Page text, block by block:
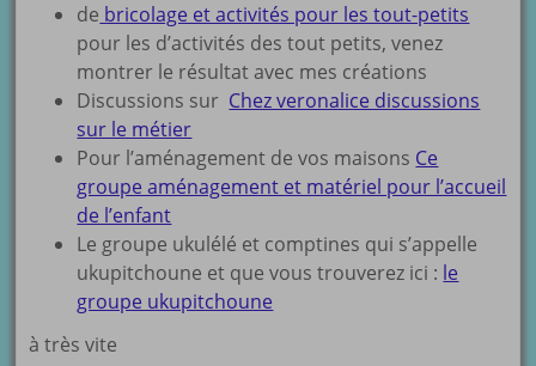
de bricolage et activités pour les tout-petits
pour les d’activités des tout petits, venez
montrer le résultat avec mes créations
Discussions sur Chez veronalice discussions
sur le métier
Pour l’aménagement de vos maisons Ce
groupe aménagement et matériel pour l’accueil
de l’enfant
Le groupe ukulélé et comptines qui s’appelle
ukupitchoune et que vous trouverez ici : le
groupe ukupitchoune
à très vite